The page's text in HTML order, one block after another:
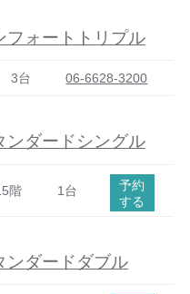
フォートトリプル
3台 06-6628-3200
ンダードシングル
階 1台
予約
する
ンダードダブル